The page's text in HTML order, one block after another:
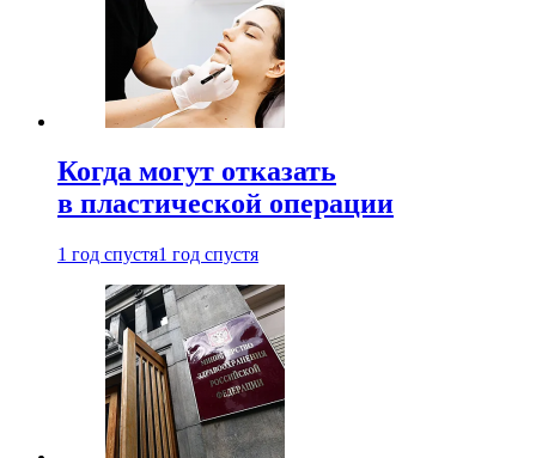
Когда могут отказать
в пластической операции
1 год спустя1 год спустя